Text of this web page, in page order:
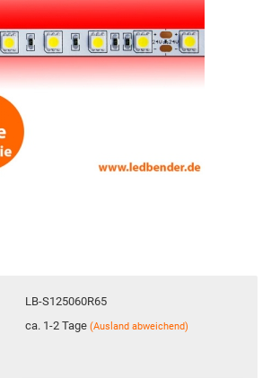
LB-S125060R65
ca. 1-2 Tage(Ausland abweichend)